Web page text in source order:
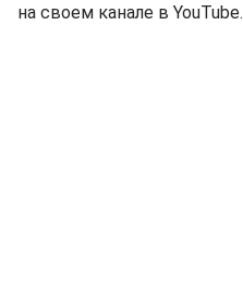
на своем канале в YouTube.